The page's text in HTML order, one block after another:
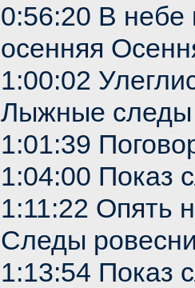
0:56:20 В небе
осенняя
1:00:02
Лыжные следы
1:01:39
1:04:00 Показ
1:11:22 Опять
Следы
1:13:54 Показ